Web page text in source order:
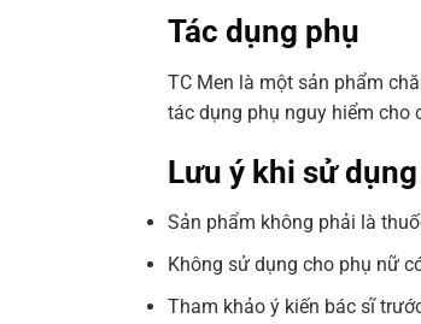
Tác dụng phụ
TC Men là một sản phẩm
tác dụng phụ nguy hiểm cho
Lưu ý khi sử dụng
Sản phẩm không phải là
Không sử dụng cho phụ nữ
Tham khảo ý kiến bác sĩ